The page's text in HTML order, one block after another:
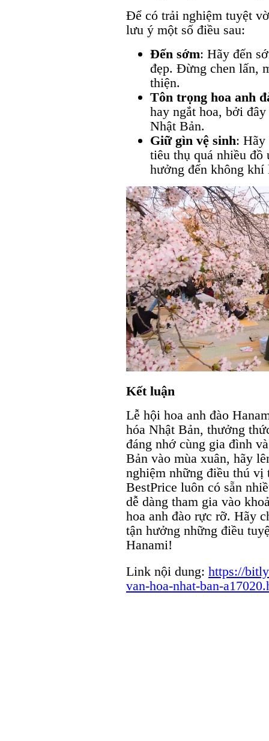
Để có trải nghiệm tuyệt
lưu ý một số điều sau:
Đến sớm: Hãy đến
đẹp. Đừng chen lấn,
thiện.
Tôn trọng hoa anh
hay ngắt hoa, bởi
Nhật Bản.
Giữ gìn vệ sinh: Hãy
tiêu thụ quá nhiều đồ
hưởng đến không khí
Kết luận
Lễ hội hoa anh đào
hóa Nhật Bản, thưởng
đáng nhớ cùng gia đình
Bản vào mùa xuân, hãy
nghiệm những điều thú
BestPrice luôn có sẵn
dễ dàng tham gia vào
hoa anh đào rực rỡ. Hãy
tận hưởng những điều
Hanami!
Link nội dung: https://
van-hoa-nhat-ban-